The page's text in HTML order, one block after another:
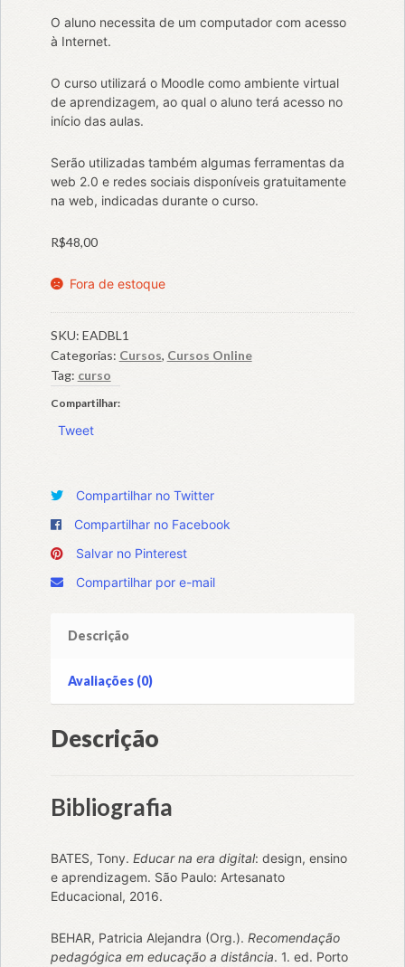
O aluno necessita de um computador com acesso
à Internet.
O curso utilizará o Moodle como ambiente virtual
de aprendizagem, ao qual o aluno terá acesso no
início das aulas.
Serão utilizadas também algumas ferramentas da
web 2.0 e redes sociais disponíveis gratuitamente
na web, indicadas durante o curso.
R$48,00
Fora de estoque
SKU: EADBL1
Categorias: Cursos, Cursos Online
Tag: curso
Compartilhar:
Tweet
Compartilhar no Twitter
Compartilhar no Facebook
Salvar no Pinterest
Compartilhar por e-mail
Descrição
Avaliações (0)
Descrição
Bibliografia
BATES, Tony. Educar na era digital: design, ensino
e aprendizagem. São Paulo: Artesanato
Educacional, 2016.
BEHAR, Patricia Alejandra (Org.). Recomendação
pedagógica em educação a distância. 1. ed. Porto